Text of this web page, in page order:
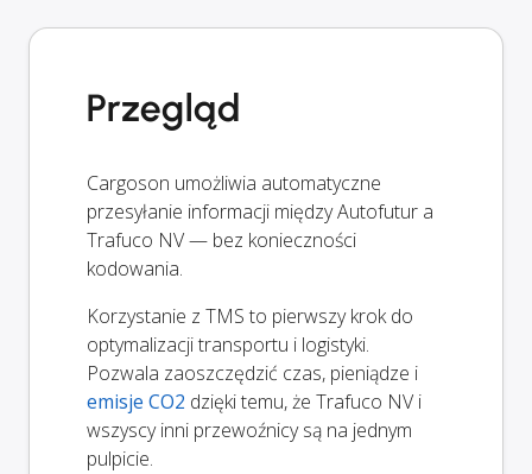
Przegląd
Cargoson umożliwia automatyczne
przesyłanie informacji między Autofutur a
Trafuco NV — bez konieczności
kodowania.
Korzystanie z TMS to pierwszy krok do
optymalizacji transportu i logistyki.
Pozwala zaoszczędzić czas, pieniądze i
emisje CO2 dzięki temu, że Trafuco NV i
wszyscy inni przewoźnicy są na jednym
pulpicie.